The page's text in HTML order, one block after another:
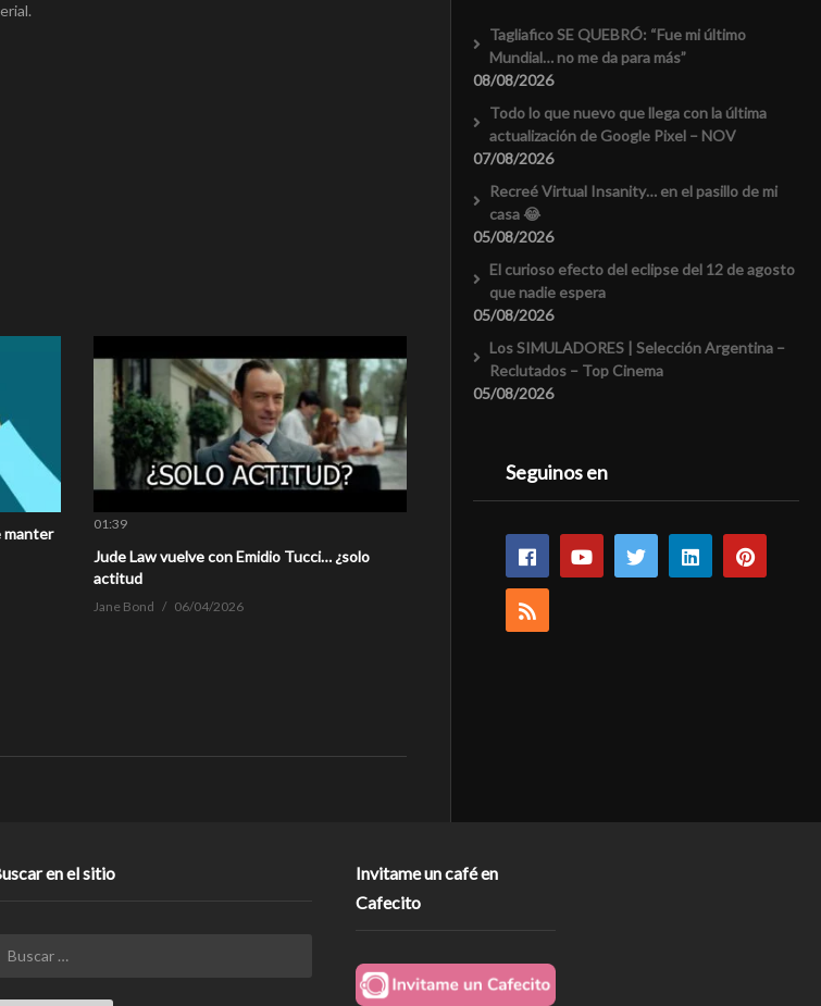
manter
01:39
Jude Law vuelve con Emidio Tucci… ¿solo
actitud
Jane Bond 06/04/2026
Tagliafico SE QUEBRÓ: “Fue mi último
Mundial… no me da para más”
08/08/2026
Todo lo que nuevo que llega con la última
actualización de Google Pixel – NOV
07/08/2026
Recreé Virtual Insanity… en el pasillo de mi
casa 😂
05/08/2026
El curioso efecto del eclipse del 12 de agosto
que nadie espera
05/08/2026
Los SIMULADORES | Selección Argentina –
Reclutados – Top Cinema
05/08/2026
Seguinos en
en el sitio
Invitame un café en
Cafecito